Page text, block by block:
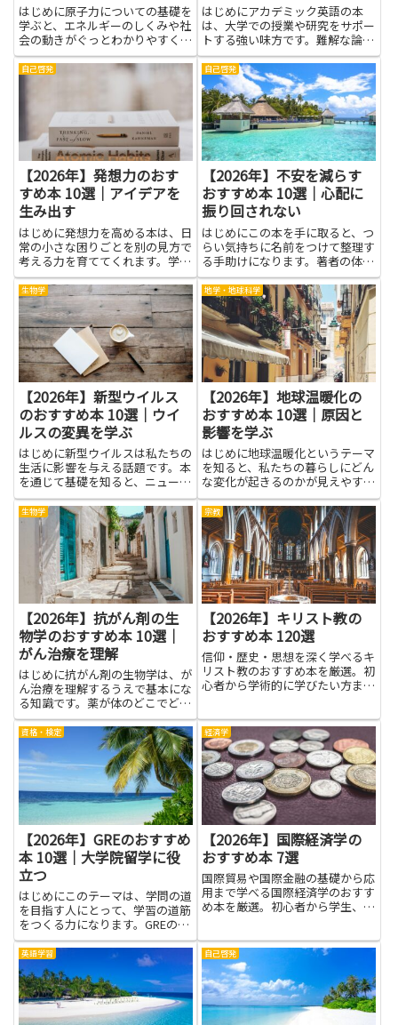
はじめに原子力についての基礎を
学ぶと、エネルギーのしくみや社
会の動きがぐっとわかりやすくな
ります。この記事で紹介する本
は、難しい専門用語をできるだけ
控え、日常の例えを使って原子力
の基本をていねいに解説します。
発電のしくみや資源の使い方、事
はじめにアカデミック英語の本
は、大学での授業や研究をサポー
トする強い味方です。難解な論文
の読み方や、学術的な表現のつか
い方をやさしく学べるため、課題
に取り組むときの手がかりになり
ます。読解力と語彙力が同時に育
つと、授業の説明を理解しやすく
な...
自己啓発
【2026年】発想力のおす
すめ本 10選｜アイデアを
生み出す
はじめに発想力を高める本は、日
常の小さな困りごとを別の見方で
考える力を育ててくれます。学校
の課題や部活の準備、友だちとの
会話のネタ作りなど、実生活のさ
まざまな場面で役に立つでしょ
う。難しい専門用語を避け、身近
な事例やイラストで進む本が多
く、...
自己啓発
【2026年】不安を減らす
おすすめ本 10選｜心配に
振り回されない
はじめにこの本を手に取ると、つ
らい気持ちに名前をつけて整理す
る手助けになります。著者の体験
談や、難しくない言葉の説明が、
あなた自身の気持ちを見つめ直す
きっかけになるでしょう。大切な
のは完璧を求めないことです。小
さな気づきや、日常で実践でき
る...
生物学
【2026年】新型ウイルス
のおすすめ本 10選｜ウイ
ルスの変異を学ぶ
はじめに新型ウイルスは私たちの
生活に影響を与える話題です。本
を通じて基礎を知ると、ニュース
で耳にする専門用語が分かりやす
くなります。この記事で紹介する
本は、ウイルスの仕組みと変異の
仕組みを、難しくなく学べる入り
口になります。科学の考え方を
地学・地球科学
【2026年】地球温暖化の
おすすめ本 10選｜原因と
影響を学ぶ
はじめに地球温暖化というテーマ
を知ると、私たちの暮らしにどん
な変化が起きるのかが見えやすく
なります。原因と影響を学ぶこと
で、身の回りの選択がどう地球に
かかわるのかを、難しくない言葉
で理解できます。家でのエネルギ
ーの使い方、移動の方法、食べ
物...
生物学
【2026年】抗がん剤の生
物学のおすすめ本 10選｜
がん治療を理解
はじめに抗がん剤の生物学は、が
ん治療を理解するうえで基本にな
る知識です。薬が体のどこでどう
働くのか、細胞のしくみや反応の
流れを知ると、治療の目的や副作
用の理由が見えてきます。専門用
語が多く感じる場面もあります
が、身近な例で考えると理解は進
み...
宗教
【2026年】キリスト教の
おすすめ本 120選
信仰・歴史・思想を深く学べるキ
リスト教のおすすめ本を厳選。初
心者から学術的に学びたい方まで
資格・検定
【2026年】GREのおすすめ
本 10選｜大学院留学に役
立つ
はじめにこのテーマは、学問の道
を目指す人にとって、学習の道筋
をつくる力になります。GREの本
を読むことで、試験のしくみや問
われ方のコツを知り、勉強の計画
を立てやすくなるのです。大学院
留学に役立つという視点で考える
と、語彙力・読解力・論理的な...
経済学
【2026年】国際経済学の
おすすめ本 7選
国際貿易や国際金融の基礎から応
用まで学べる国際経済学のおすす
め本を厳選。初心者から学生、ビ
英語学習 自己啓発